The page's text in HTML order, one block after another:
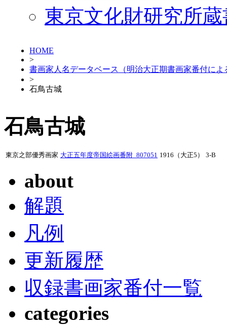
東京文化財研究所
HOME
>
書画家人名データベース（明治大正期書画家番付によ
>
石鳥古城
石鳥古城
東京之部優秀画家 大正五年度帝国絵画番附_807051 1916（大正5） 3-B
about
解題
凡例
更新履歴
収録書画家番付一覧
categories